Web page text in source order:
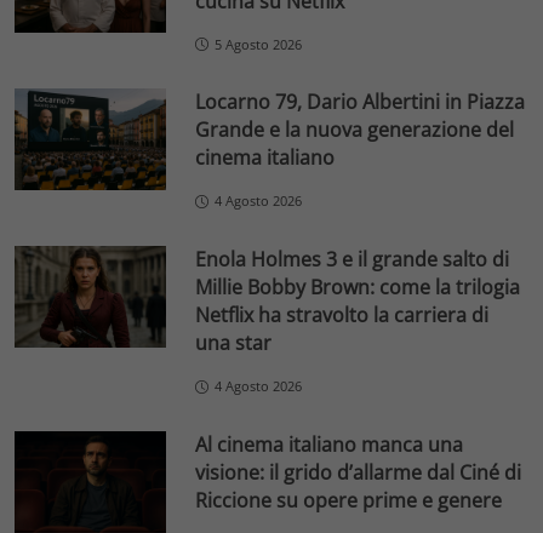
5 Agosto 2026
Locarno 79, Dario Albertini in Piazza
Grande e la nuova generazione del
cinema italiano
4 Agosto 2026
Enola Holmes 3 e il grande salto di
Millie Bobby Brown: come la trilogia
Netflix ha stravolto la carriera di
una star
4 Agosto 2026
Al cinema italiano manca una
visione: il grido d’allarme dal Ciné di
Riccione su opere prime e genere